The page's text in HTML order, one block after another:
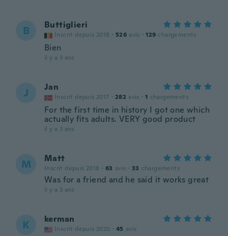
B Buttiglieri
Inscrit depuis 2018 · 526 avis · 129 chargements
Bien
il y a 3 ans
J Jan
Inscrit depuis 2017 · 282 avis · 1 chargements
For the first time in history I got one which
actually fits adults. VERY good product
il y a 3 ans
M Matt
Inscrit depuis 2018 · 63 avis · 33 chargements
Was for a friend and he said it works great
il y a 3 ans
K kerman
Inscrit depuis 2020 · 45 avis